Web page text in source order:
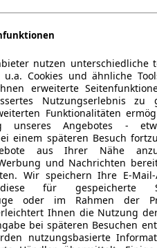
nutzen unterschiedliche
Cookies und ähnliche
erweiterte
Nutzungserlebnis zu
Funktionalitäten
unseres Angebotes -
einem späteren Besuch
aus Ihrer Nähe
und Nachrichten
Wir speichern Ihre E-Mail-
für gespeicherte
oder im Rahmen der
Ihnen die Nutzung
bei späteren Besuchen
nutzungsbasierte